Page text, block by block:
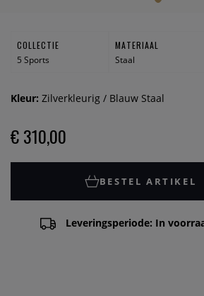
COLLECTIE
5 Sports
MATERIAAL
Staal
Kleur: Zilverkleurig / Blauw Staal
€ 310,00
BESTEL ARTIKEL
Leveringsperiode: In